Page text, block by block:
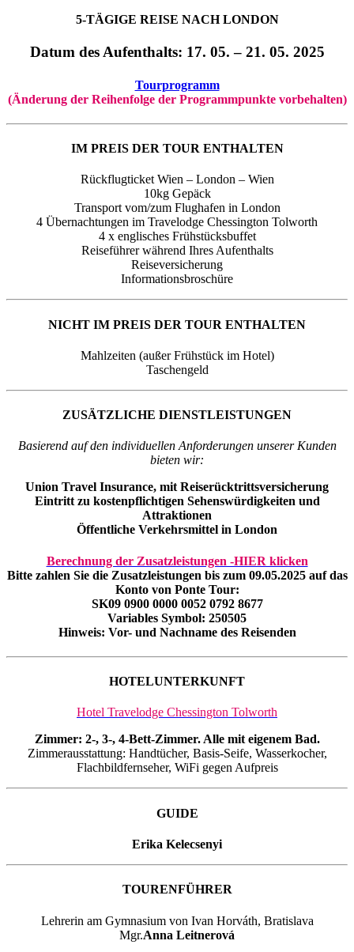
5-TÄGIGE REISE NACH LONDON
Datum des Aufenthalts: 17. 05. – 21. 05. 2025
Tourprogramm
(Änderung der Reihenfolge der Programmpunkte vorbehalten)
IM PREIS DER TOUR ENTHALTEN
Rückflugticket Wien – London – Wien
10kg Gepäck
Transport vom/zum Flughafen in London
4 Übernachtungen im Travelodge Chessington Tolworth
4 x englisches Frühstücksbuffet
Reiseführer während Ihres Aufenthalts
Reiseversicherung
Informationsbroschüre
NICHT IM PREIS DER TOUR ENTHALTEN
Mahlzeiten (außer Frühstück im Hotel)
Taschengeld
ZUSÄTZLICHE DIENSTLEISTUNGEN
Basierend auf den individuellen Anforderungen unserer Kunden
bieten wir:
Union Travel Insurance, mit Reiserücktrittsversicherung
Eintritt zu kostenpflichtigen Sehenswürdigkeiten und
Attraktionen
Öffentliche Verkehrsmittel in London
Berechnung der Zusatzleistungen -HIER klicken
Bitte zahlen Sie die Zusatzleistungen bis zum 09.05.2025 auf das
Konto von Ponte Tour:
SK09 0900 0000 0052 0792 8677
Variables Symbol: 250505
Hinweis: Vor- und Nachname des Reisenden
HOTELUNTERKUNFT
Hotel Travelodge Chessington Tolworth
Zimmer: 2-, 3-, 4-Bett-Zimmer. Alle mit eigenem Bad.
Zimmerausstattung: Handtücher, Basis-Seife, Wasserkocher,
Flachbildfernseher, WiFi gegen Aufpreis
GUIDE
Erika Kelecsenyi
TOURENFÜHRER
Lehrerin am Gymnasium von Ivan Horváth, Bratislava
Mgr.Anna Leitnerová